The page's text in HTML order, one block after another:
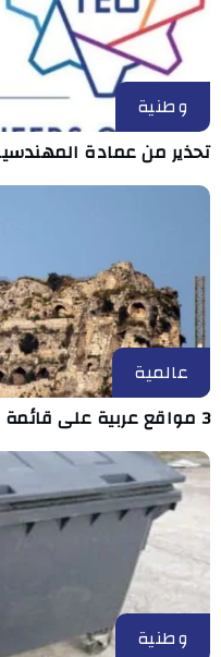
وطنية
تحذير من عمادة
عالمية
3 مواقع عربية على قائمة التراث العالمي المهدد بالخطر
وطنية